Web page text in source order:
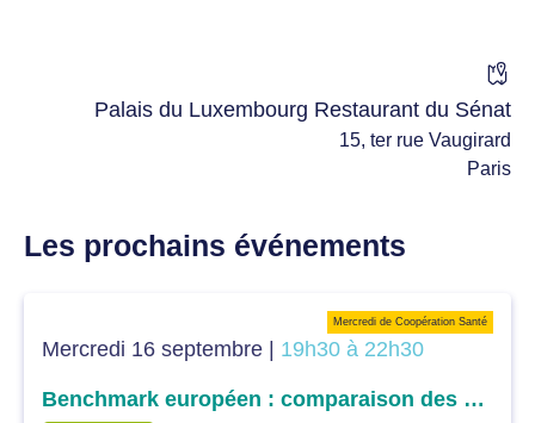
Palais du Luxembourg Restaurant du Sénat
15, ter rue Vaugirard
Paris
Les prochains événements
Mercredi 16 septembre | 19h30 à 22h30
Mercredi de Coopération Santé
Benchmark européen : comparaison des différents systèmes de santé européens dans l’accès aux soins